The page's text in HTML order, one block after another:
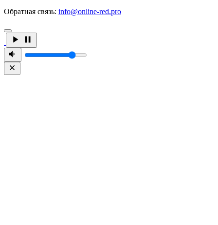
Обратная связь: info@online-red.pro